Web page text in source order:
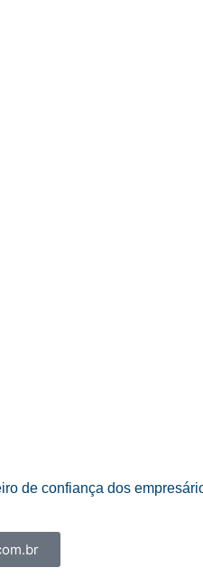
de confiança dos